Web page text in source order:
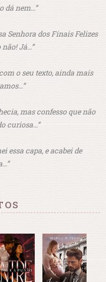
dá nem…”
Senhora dos Finais Felizes
Já…”
o seu texto, ainda mais
mas confesso que não
curiosa…”
essa capa, e acabei de